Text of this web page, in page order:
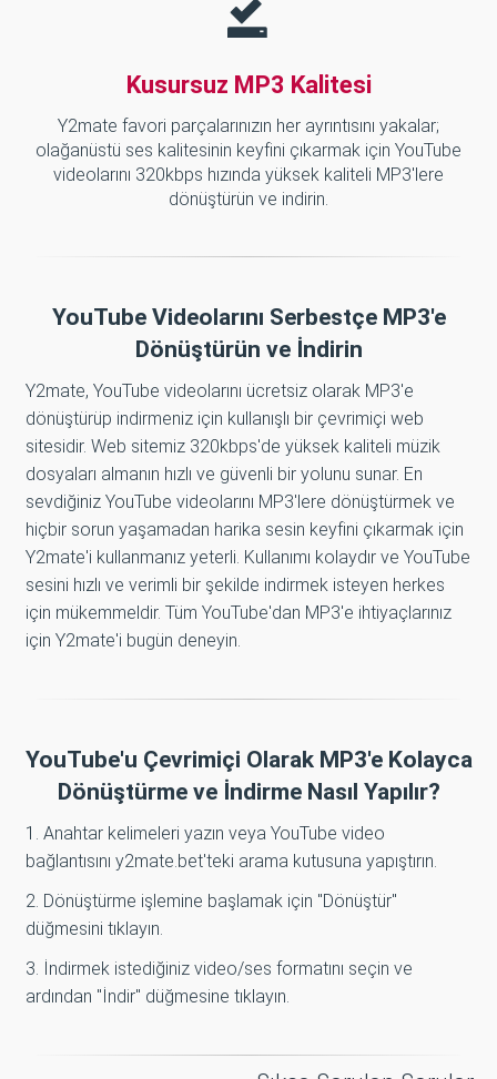
Kusursuz MP3 Kalitesi
Y2mate favori parçalarınızın her ayrıntısını yakalar;
olağanüstü ses kalitesinin keyfini çıkarmak için YouTube
videolarını 320kbps hızında yüksek kaliteli MP3'lere
dönüştürün ve indirin.
YouTube Videolarını Serbestçe MP3'e
Dönüştürün ve İndirin
Y2mate, YouTube videolarını ücretsiz olarak MP3'e
dönüştürüp indirmeniz için kullanışlı bir çevrimiçi web
sitesidir. Web sitemiz 320kbps'de yüksek kaliteli müzik
dosyaları almanın hızlı ve güvenli bir yolunu sunar. En
sevdiğiniz YouTube videolarını MP3'lere dönüştürmek ve
hiçbir sorun yaşamadan harika sesin keyfini çıkarmak için
Y2mate'i kullanmanız yeterli. Kullanımı kolaydır ve YouTube
sesini hızlı ve verimli bir şekilde indirmek isteyen herkes
için mükemmeldir. Tüm YouTube'dan MP3'e ihtiyaçlarınız
için Y2mate'i bugün deneyin.
YouTube'u Çevrimiçi Olarak MP3'e Kolayca
Dönüştürme ve İndirme Nasıl Yapılır?
1. Anahtar kelimeleri yazın veya YouTube video
bağlantısını y2mate.bet'teki arama kutusuna yapıştırın.
2. Dönüştürme işlemine başlamak için "Dönüştür"
düğmesini tıklayın.
3. İndirmek istediğiniz video/ses formatını seçin ve
ardından "İndir" düğmesine tıklayın.